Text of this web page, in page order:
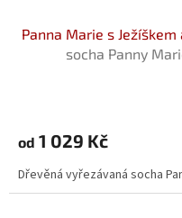
Panna Marie s Ježíškem
socha Panny
od 1 029 Kč
Dřevěná vyřezávaná socha